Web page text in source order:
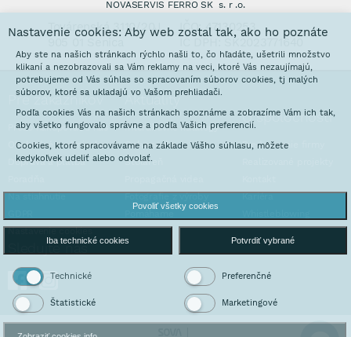
NOVASERVIS FERRO SK s. r .o.
Továrenská 3110/20J
IČO: 47130253
IČ DPH: SK2023771640
Pre zákazníkov
Prečo nakupovať u nás
Obchodné podmienky
Doprava a platba
Na stiahnutie
Nastavenie cookies
Aktuality
Interaktívne katalógy
Galvanovňa
Stoláreň
Fotografie z výroby
O spoločnosti
Predstavenie firmy
Kariéra
Sledujte nás
Nastavenie cookies: Aby web zostal tak, ako ho poznáte
Aby ste na našich stránkach rýchlo našli to, čo hľadáte, ušetrili množstvo
klikaní a nezobrazovali sa Vám reklamy na veci, ktoré Vás nezaujímajú,
potrebujeme od Vás súhlas so spracovaním súborov cookies, tj malých
súborov, ktoré sa ukladajú vo Vašom prehliadači.
Podľa cookies Vás na našich stránkach spoznáme a zobrazíme Vám ich tak,
aby všetko fungovalo správne a podľa Vašich preferencií.
Cookies, ktoré spracovávame na základe Vášho súhlasu, môžete
kedykoľvek udeliť alebo odvolať.
Iba technické cookies Potvrdiť vybrané
Povoliť všetky cookies
Technické Preferenčné
Štatistické Marketingové